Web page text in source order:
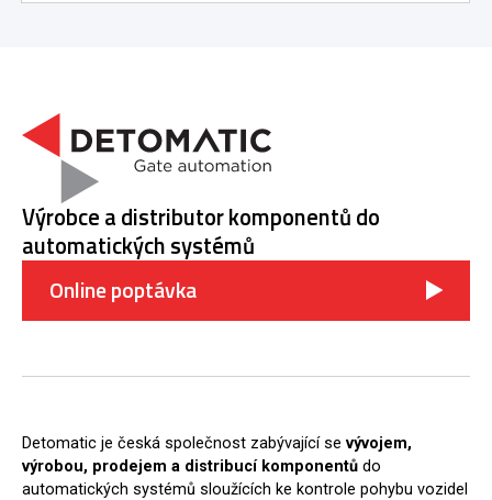
Výrobce a distributor komponentů do
automatických systémů
Online poptávka
Detomatic je česká společnost zabývající se vývojem,
výrobou, prodejem a distribucí komponentů do
automatických systémů sloužících ke kontrole pohybu vozidel